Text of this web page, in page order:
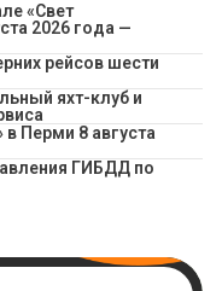
«Свет
2026 года —
рейсов шести
яхт-клуб и
Перми 8 августа
ГИБДД по